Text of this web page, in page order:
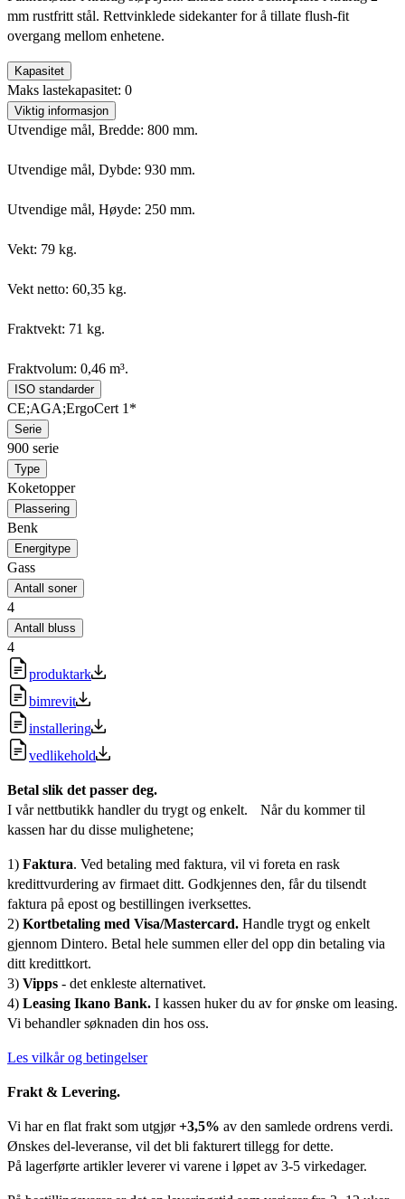
mm rustfritt stål. Rettvinklede sidekanter for å tillate flush-fit
overgang mellom enhetene.
Kapasitet
Maks lastekapasitet: 0
Viktig informasjon
Utvendige mål, Bredde: 800 mm.
Utvendige mål, Dybde: 930 mm.
Utvendige mål, Høyde: 250 mm.
Vekt: 79 kg.
Vekt netto: 60,35 kg.
Fraktvekt: 71 kg.
Fraktvolum: 0,46 m³.
ISO standarder
CE;AGA;ErgoCert 1*
Serie
900 serie
Type
Koketopper
Plassering
Benk
Energitype
Gass
Antall soner
4
Antall bluss
4
produktark
bimrevit
installering
vedlikehold
Betal slik det passer deg.
I vår nettbutikk handler du trygt og enkelt. Når du kommer til
kassen har du disse mulighetene;
1) Faktura. Ved betaling med faktura, vil vi foreta en rask
kredittvurdering av firmaet ditt. Godkjennes den, får du tilsendt
faktura på epost og bestillingen iverksettes.
2) Kortbetaling med Visa/Mastercard. Handle trygt og enkelt
gjennom Dintero. Betal hele summen eller del opp din betaling via
ditt kredittkort.
3) Vipps - det enkleste alternativet.
4) Leasing Ikano Bank. I kassen huker du av for ønske om leasing.
Vi behandler søknaden din hos oss.
Les vilkår og betingelser
Frakt & Levering.
Vi har en flat frakt som utgjør+3,5% av den samlede ordrens verdi.
Ønskes del-leveranse, vil det bli fakturert tillegg for dette.
På lagerførte artikler leverer vi varene i løpet av 3-5 virkedager.